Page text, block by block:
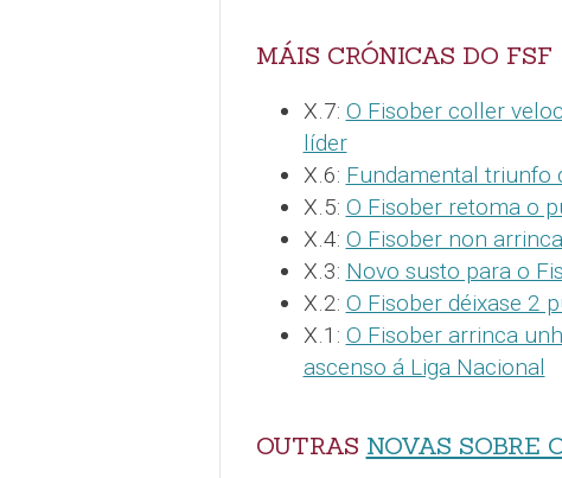
MÁIS CRÓNICAS DO FSF
X.7: O Fisober coller
líder
X.6: Fundamental triunfo
X.5: O Fisober retoma o
X.4: O Fisober non
X.3: Novo susto para o
X.2: O Fisober déixase 2
X.1: O Fisober arrinca
ascenso á Liga Nacional
OUTRAS NOVAS SOBRE